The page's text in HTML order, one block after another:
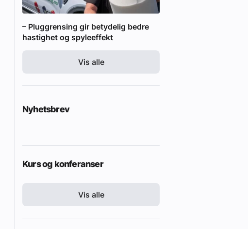
– Pluggrensing gir betydelig bedre
hastighet og spyleeffekt
Vis alle
Nyhetsbrev
Kurs og konferanser
Vis alle